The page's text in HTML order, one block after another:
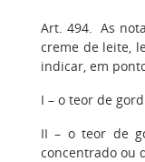
Art. 494. As
creme de leite,
indicar, em
I – o teor de
II – o teor de
concentrado ou